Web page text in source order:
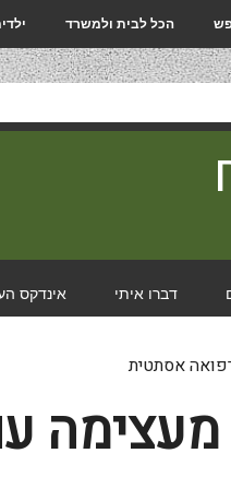
הכל לבית ולמשרד
דברו איתי אינדקס